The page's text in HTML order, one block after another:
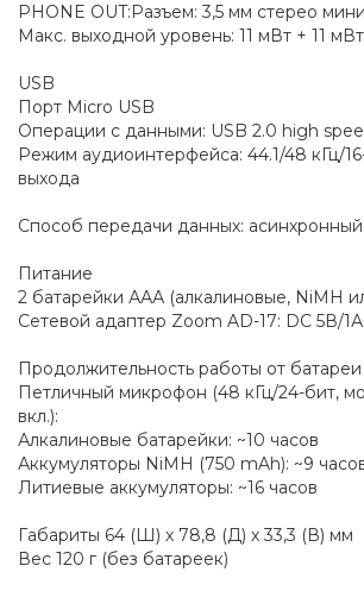
PHONE OUT:Разъем: 3,5 мм стерео
Макс. выходной уровень: 11 мВт + 11
USB
Порт Micro USB
Операции с данными: USB 2.0 high
Режим аудиоинтерфейса: 44.1/48 кГц/
выхода
Способ передачи данных: асинхронный
Питание
2 батарейки ААА (алкалиновые, NiMH
Сетевой адаптер Zoom AD-17: DC 5В/1А
Продолжительность работы от батареи
Петличный микрофон (48 кГц/24-бит,
вкл.):
Алкалиновые батарейки: ~10 часов
Аккумуляторы NiMH (750 mAh): ~9
Литиевые аккумуляторы: ~16 часов
Габариты 64 (Ш) х 78,8 (Д) х 33,3 (В) мм
Вес 120 г (без батареек)